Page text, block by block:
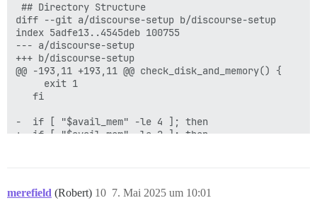
## Directory Structure
diff --git a/discourse-setup b/discourse-setup
index 5adfe13..4545deb 100755
--- a/discourse-setup
+++ b/discourse-setup
@@ -193,11 +193,11 @@ check_disk_and_memory() {
     exit 1
   fi
-  if [ "$avail_mem" -le 4 ]; then
+  if [ "$avail_mem" -le 2 ]; then
-      echo "WARNING: Discourse requires at least
+      echo "WARNING: Discourse requires at least
merefield (Robert) 7. Mai 2025 um 10:01
10